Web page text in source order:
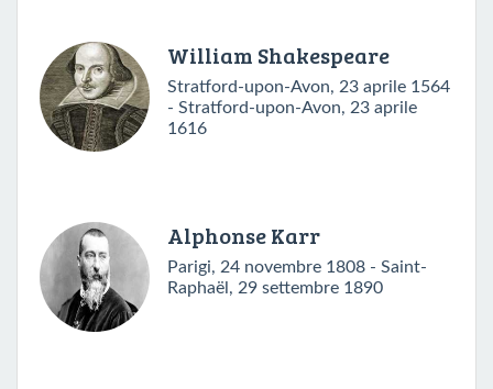
William Shakespeare
Stratford-upon-Avon, 23 aprile 1564
- Stratford-upon-Avon, 23 aprile
1616
Alphonse Karr
Parigi, 24 novembre 1808 - Saint-
Raphaël, 29 settembre 1890